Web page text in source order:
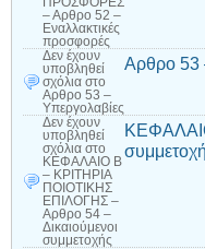
– Αρθρο 52 –
Εναλλακτικές
προσφορές
Δεν έχουν
υποβληθεί
σχόλια στο
Αρθρο 53 –
Υπεργολαβίες
Αρθρο 53
Δεν έχουν
υποβληθεί
σχόλια στο
ΚΕΦΑΛΑΙΟ Β
– ΚΡΙΤΗΡΙΑ
ΠΟΙΟΤΙΚΗΣ
ΕΠΙΛΟΓΗΣ –
Αρθρο 54 –
Δικαιούμενοι
συμμετοχής